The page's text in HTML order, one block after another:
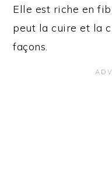
Elle est riche en
peut la cuire et la
façons.